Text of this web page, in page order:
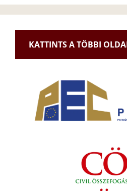
KATTINTS A TÖBBI